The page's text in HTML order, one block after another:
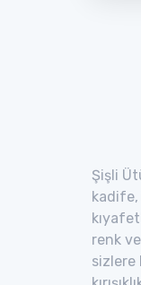
Şişli
kadife,
renk
sizlere